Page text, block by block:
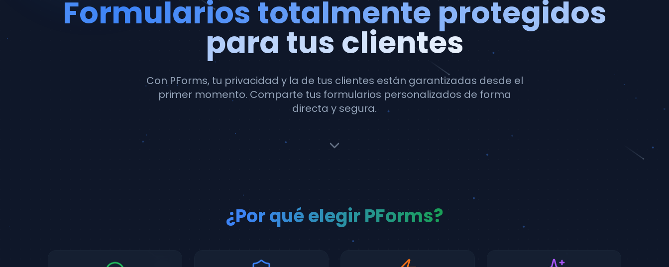
Formularios totalmente protegidos
para tus clientes
Con PForms, tu privacidad y la de tus clientes están garantizadas desde el
primer momento. Comparte tus formularios personalizados de forma
directa y segura.
¿Por qué elegir PForms?